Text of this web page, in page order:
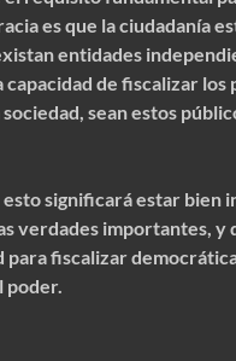
es que la ciudadanía
entidades
capacidad de fiscalizar los
sean estos
esto significará estar bien
verdades importantes, y
para fiscalizar
poder.